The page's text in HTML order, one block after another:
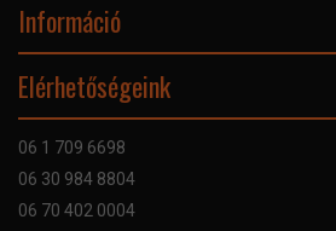
Információ
Bankkártyás fizetés
Elérhetőségeink
06 1 709 6698
06 30 984 8804
06 70 402 0004